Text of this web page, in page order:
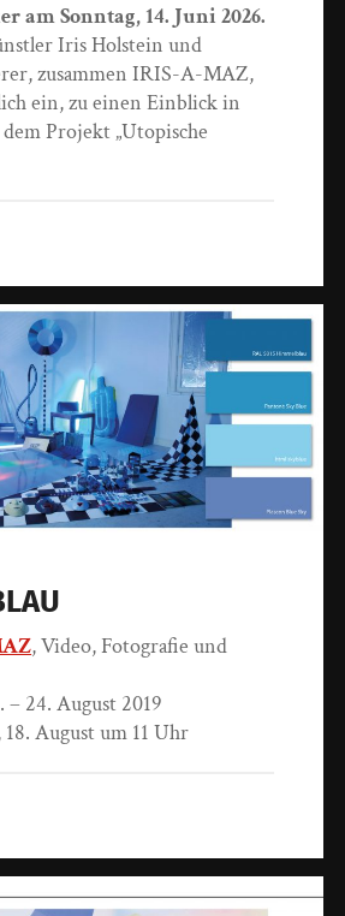
am Sonntag, 14. Juni 2026.
Iris Holstein und
zusammen IRIS-A-MAZ,
ein, zu einen Einblick in
Projekt „Utopische
, Video, Fotografie und
– 24. August 2019
August um 11 Uhr